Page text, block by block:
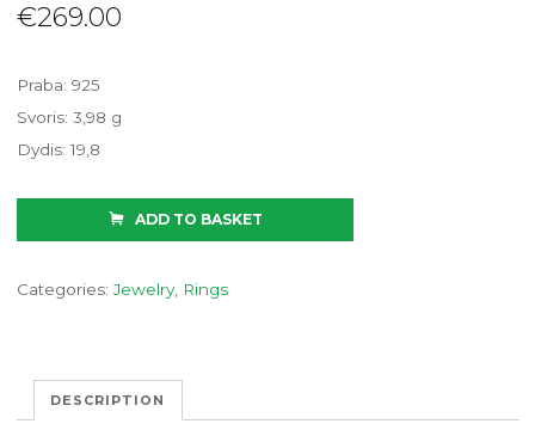
€269.00
Praba: 925
Svoris: 3,98 g
Dydis: 19,8
ADD TO BASKET
Categories:Jewelry, Rings
DESCRIPTION